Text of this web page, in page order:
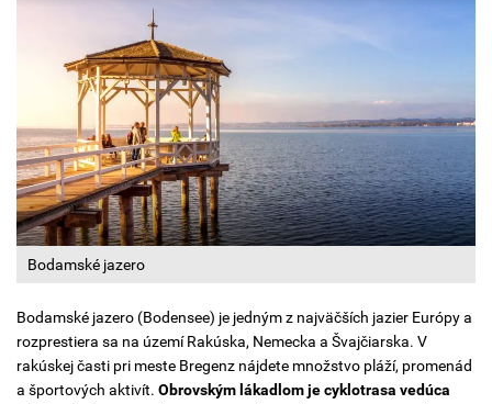
Bodamské jazero
Bodamské jazero (Bodensee) je jedným z najväčších jazier Európy a
rozprestiera sa na území Rakúska, Nemecka a Švajčiarska. V
rakúskej časti pri meste Bregenz nájdete množstvo pláží, promenád
a športových aktivít. Obrovským lákadlom je cyklotrasa vedúca